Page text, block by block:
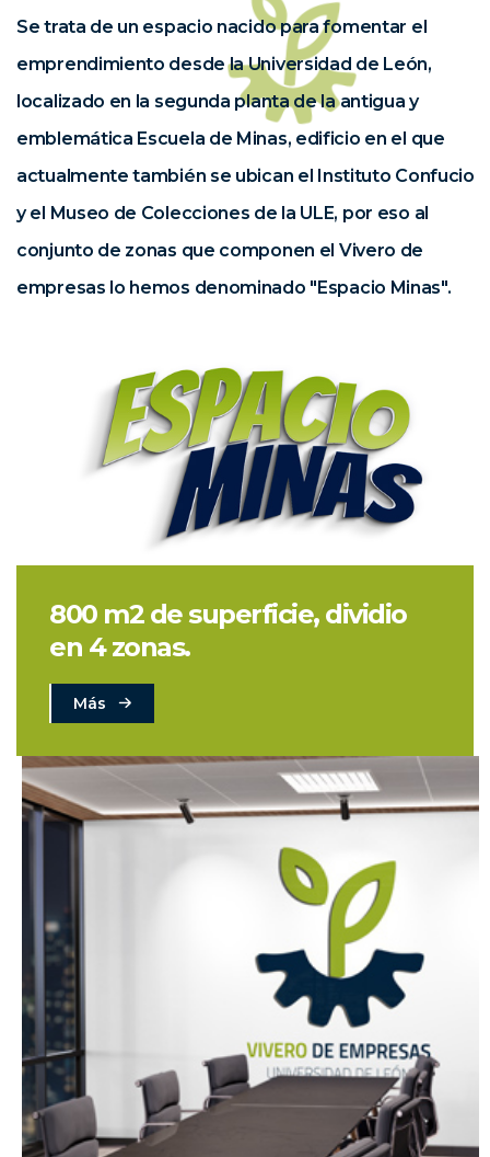
Se trata de un espacio nacido para fomentar el
emprendimiento desde la Universidad de León,
localizado en la segunda planta de la antigua y
emblemática Escuela de Minas, edificio en el que
actualmente también se ubican el Instituto Confucio
y el Museo de Colecciones de la ULE, por eso al
conjunto de zonas que componen el Vivero de
empresas lo hemos denominado "Espacio Minas".
800 m2 de superficie, dividio
en 4 zonas.
Más